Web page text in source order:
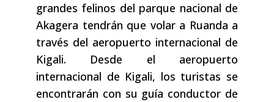
grandes felinos del parque nacional de
Akagera tendrán que volar a Ruanda a
través del aeropuerto internacional de
Kigali. Desde el aeropuerto
internacional de Kigali, los turistas se
encontrarán con su guía conductor de